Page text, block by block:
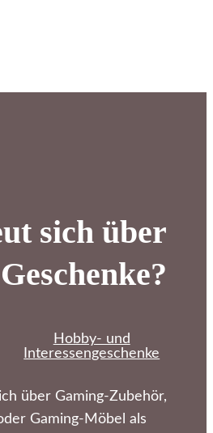
sich über
Hobby- und
Interessengeschenke
über Gaming-Zubehör,
Gaming-Möbel als